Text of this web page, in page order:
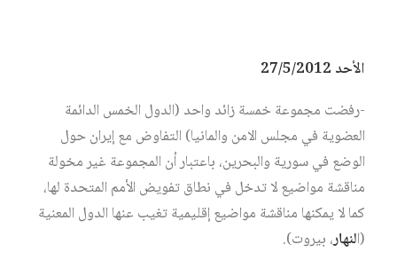
الأحد 27/5/2012
-رفضت مجموعة خمسة زائد واحد (الدول الخمس الدائمة
العضوية في مجلس الامن والمانيا) التفاوض مع إيران حول
الوضع في سورية والبحرين، باعتبار أن المجموعة غير مخولة
مناقشة مواضيع لا تدخل في نطاق تفويض الأمم المتحدة لها،
كما لا يمكنها مناقشة مواضيع إقليمية تغيب عنها الدول المعنية
(النهار، بيروت).